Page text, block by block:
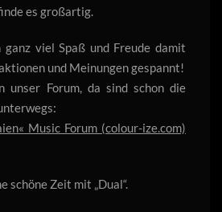
es großartig.
ganz viel Spaß und Freude damit
und Meinungen gespannt!
unser Forum, da sind schon die
Music Forum (colour-ize.com)
schöne Zeit mit „Dual“.